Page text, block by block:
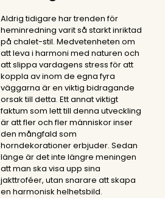
Aldrig tidigare har trenden för
heminredning varit så starkt inriktad
på chalet-stil. Medvetenheten om
att leva i harmoni med naturen och
att slippa vardagens stress för att
koppla av inom de egna fyra
väggarna är en viktig bidragande
orsak till detta. Ett annat viktigt
faktum som lett till denna utveckling
är att fler och fler människor inser
den mångfald som
horndekorationer erbjuder. Sedan
länge är det inte längre meningen
att man ska visa upp sina
jakttroféer, utan snarare att skapa
en harmonisk helhetsbild.